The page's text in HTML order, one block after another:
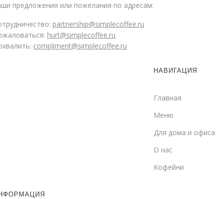
предложения или пожелания по адресам:
partnership@simplecoffee.ru
hurt@simplecoffee.ru
compliment@simplecoffee.ru
НАВИГАЦИЯ
Главная
Меню
Для дома и офиса
О нас
Кофейни